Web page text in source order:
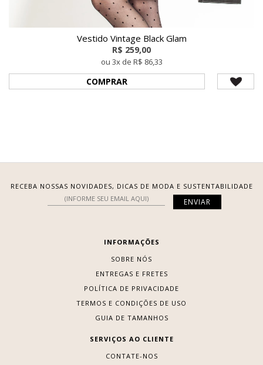
Vestido Vintage Black Glam
R$ 259,00
ou 3x de R$ 86,33
COMPRAR
RECEBA NOSSAS NOVIDADES, DICAS DE MODA E SUSTENTABILIDADE
INFORMAÇÕES
SOBRE NÓS
ENTREGAS E FRETES
POLÍTICA DE PRIVACIDADE
TERMOS E CONDIÇÕES DE USO
GUIA DE TAMANHOS
SERVIÇOS AO CLIENTE
CONTATE-NOS